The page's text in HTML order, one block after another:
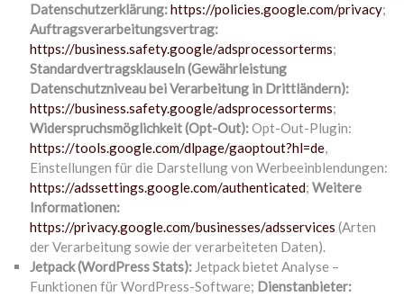
Datenschutzerklärung:https://policies.google.com/privacy;
Auftragsverarbeitungsvertrag:
https://business.safety.google/adsprocessorterms;
Standardvertragsklauseln (Gewährleistung
Datenschutzniveau bei Verarbeitung in Drittländern):
https://business.safety.google/adsprocessorterms;
Widerspruchsmöglichkeit (Opt-Out):Opt-Out-Plugin:
https://tools.google.com/dlpage/gaoptout?hl=de,
Einstellungen für die Darstellung von Werbeeinblendungen:
https://adssettings.google.com/authenticated;Weitere
Informationen:
https://privacy.google.com/businesses/adsservices (Arten
der Verarbeitung sowie der verarbeiteten Daten).
Jetpack (WordPress Stats): Jetpack bietet Analyse –
Funktionen für WordPress-Software; Dienstanbieter: